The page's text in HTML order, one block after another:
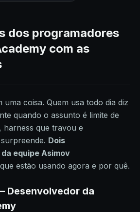
dos programadores
com as
uma coisa. Quem usa todo dia diz
quando o assunto é limite de
harness que travou e
Dois
equipe Asimov
estão usando agora e por quê.
Desenvolvedor da